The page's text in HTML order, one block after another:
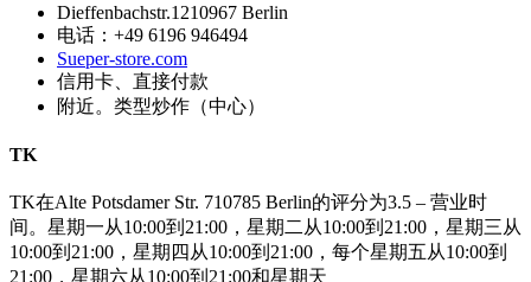
Dieffenbachstr.1210967 Berlin
电话：+49 6196 946494
Sueper-store.com
信用卡、直接付款
附近。类型炒作（中心）
TK
TK在Alte Potsdamer Str. 710785 Berlin的评分为3.5 – 营业时
间。星期一从10:00到21:00，星期二从10:00到21:00，星期三从
10:00到21:00，星期四从10:00到21:00，每个星期五从10:00到
21:00，星期六从10:00到21:00和星期天